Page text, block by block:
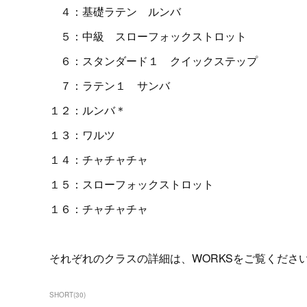
４：基礎ラテン ルンバ
５：中級 スローフォックストロット
６：スタンダード１ クイックステップ
７：ラテン１ サンバ
１２：ルンバ＊
１３：ワルツ
１４：チャチャチャ
１５：スローフォックストロット
１６：チャチャチャ
それぞれのクラスの詳細は、WORKSをご覧くださ
SHORT(30)